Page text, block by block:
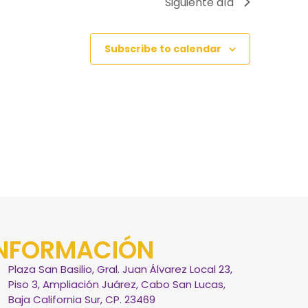
Subscribe to calendar
Plaza San Basilio, Gral. Juan Álvarez Local 23,
Piso 3, Ampliación Juárez, Cabo San Lucas,
Baja California Sur, CP. 23469